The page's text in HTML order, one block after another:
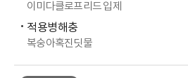
이미다클로프리드 입제
적용병해충
복숭아혹진딧물